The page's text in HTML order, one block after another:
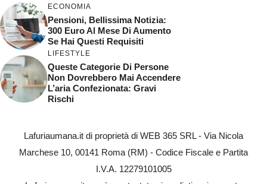
ECONOMIA
Pensioni, Bellissima Notizia:
300 Euro Al Mese Di Aumento
Se Hai Questi Requisiti
LIFESTYLE
Queste Categorie Di Persone
Non Dovrebbero Mai Accendere
L’aria Confezionata: Gravi
Rischi
Lafuriaumana.it di proprietà di WEB 365 SRL - Via Nicola
Marchese 10, 00141 Roma (RM) - Codice Fiscale e Partita
I.V.A. 12279101005